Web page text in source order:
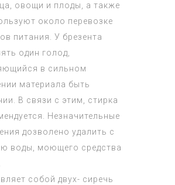
овощи и плоды, а также
около перевозке
питания. У брезента
один голод,
в сильном
материала быть
В связи с этим, стирка
Незначительные
дозволено удалить с
воды, моющего средства
собой двух- сиречь